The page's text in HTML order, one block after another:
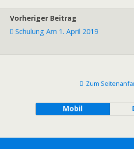
Vorheriger Beitrag
Schulung Am 1. April 2019
Zum
Mobil